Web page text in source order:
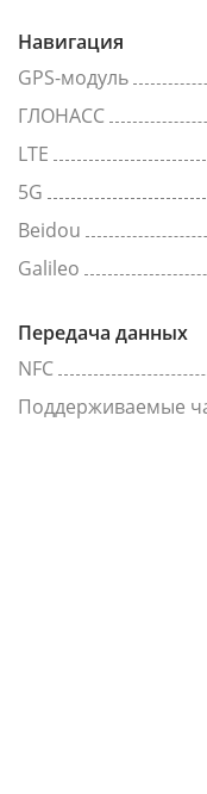
Навигация
GPS-модуль
ГЛОНАСС
LTE
5G
Beidou
Galileo
Передача данных
NFC
Поддерживаемые